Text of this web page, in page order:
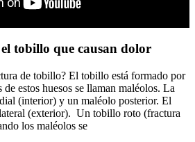
tobillo que causan dolor
de tobillo? El tobillo está formado por
estos huesos se llaman maléolos. La
(interior) y un maléolo posterior. El
(exterior). Un tobillo roto (fractura
los maléolos se